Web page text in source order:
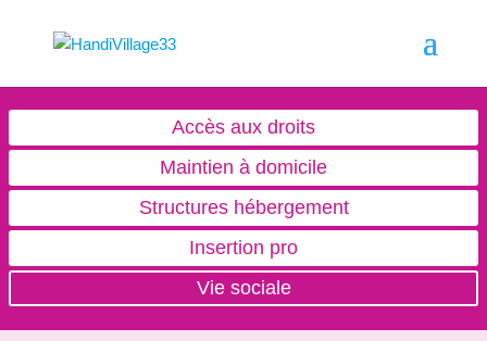
Accès aux droits
Maintien à domicile
Structures hébergement
Insertion pro
Vie sociale